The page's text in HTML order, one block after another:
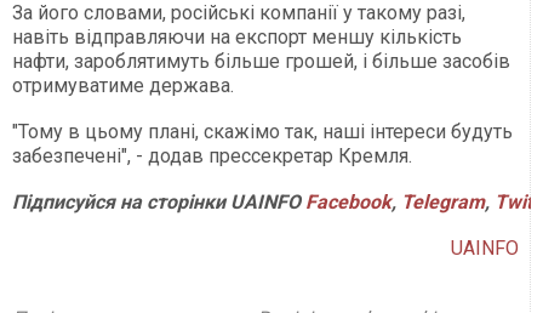
За його словами, російські компанії у такому разі,
навіть відправляючи на експорт меншу кількість
нафти, зароблятимуть більше грошей, і більше засобів
отримуватиме держава.
"Тому в цьому плані, скажімо так, наші інтереси будуть
забезпечені", - додав прессекретар Кремля.
ПідписуйсянасторінкиUAINFO Facebook, Telegram,
UAINFO